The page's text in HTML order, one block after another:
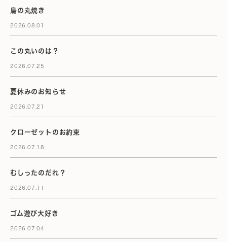
鳥の丸焼き
2026.08.01
この丸いのは？
2026.07.25
夏休みのお知らせ
2026.07.21
クローゼットのお約束
2026.07.18
むしったのだれ？
2026.07.11
ゴム遊び大好き
2026.07.04